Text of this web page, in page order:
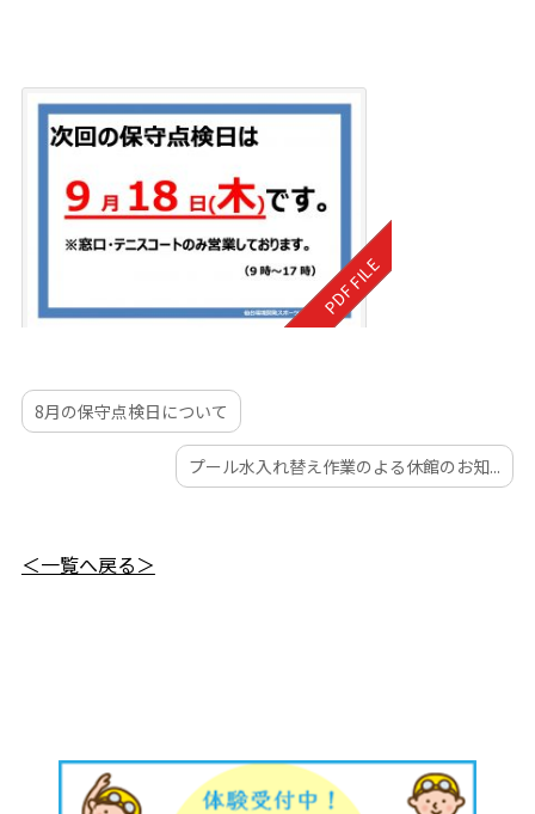
8月の保守点検日について
プール水入れ替え作業のよる休館のお知...
＜一覧へ戻る＞